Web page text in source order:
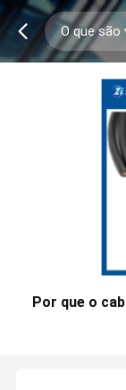
Por que o